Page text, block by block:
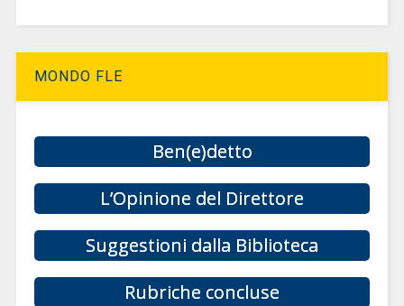
MONDO FLE
Ben(e)detto
L’Opinione del Direttore
Suggestioni dalla Biblioteca
Rubriche concluse